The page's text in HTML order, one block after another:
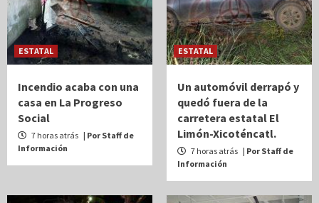
ESTATAL
Incendio acaba con una
casa en La Progreso
Social
7 horas atrás | Por Staff de
Información
ESTATAL
Un automóvil derrapó y
quedó fuera de la
carretera estatal El
Limón-Xicoténcatl.
7 horas atrás | Por Staff de
Información